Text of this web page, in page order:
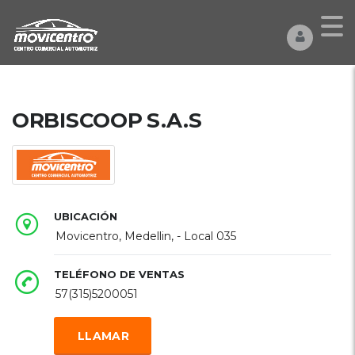
ORBISCOOP S.A.S
UBICACIÓN
Movicentro, Medellin, - Local 035
TELÉFONO DE VENTAS
57(315)5200051
LLAMAR